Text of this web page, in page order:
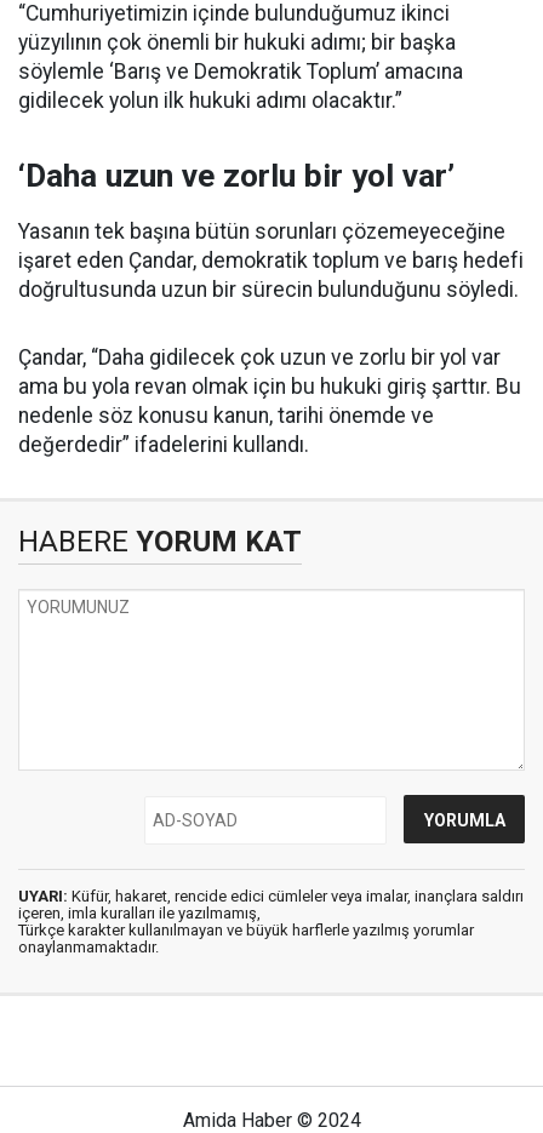
“Cumhuriyetimizin içinde bulunduğumuz ikinci
yüzyılının çok önemli bir hukuki adımı; bir başka
söylemle ‘Barış ve Demokratik Toplum’ amacına
gidilecek yolun ilk hukuki adımı olacaktır.”
‘Daha uzun ve zorlu bir yol var’
Yasanın tek başına bütün sorunları çözemeyeceğine
işaret eden Çandar, demokratik toplum ve barış hedefi
doğrultusunda uzun bir sürecin bulunduğunu söyledi.
Çandar, “Daha gidilecek çok uzun ve zorlu bir yol var
ama bu yola revan olmak için bu hukuki giriş şarttır. Bu
nedenle söz konusu kanun, tarihi önemde ve
değerdedir” ifadelerini kullandı.
HABERE YORUM KAT
UYARI: Küfür, hakaret, rencide edici cümleler veya imalar, inançlara saldırı
içeren, imla kuralları ile yazılmamış,
Türkçe karakter kullanılmayan ve büyük harflerle yazılmış yorumlar
onaylanmamaktadır.
Amida Haber © 2024